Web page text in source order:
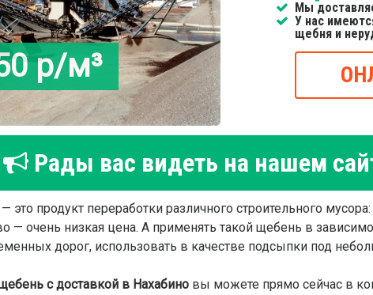
р/м³
Мы
У нас
щебня и
Рады вас видеть на нашем
продукт переработки различного строительного
— очень низкая цена. А применять такой щебень в
дорог, использовать в качестве подсыпки под
с доставкой в Нахабино вы можете прямо сейчас в